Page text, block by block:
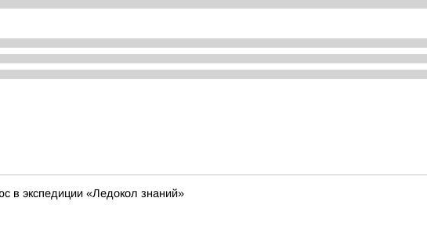
в экспедиции «Ледокол знаний»